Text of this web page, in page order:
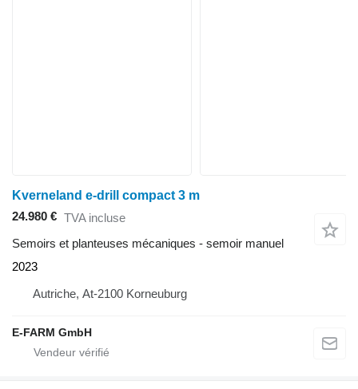
Kverneland e-drill compact 3 m
24.980 € TVA incluse
Semoirs et planteuses mécaniques - semoir manuel
2023
Autriche, At-2100 Korneuburg
E-FARM GmbH